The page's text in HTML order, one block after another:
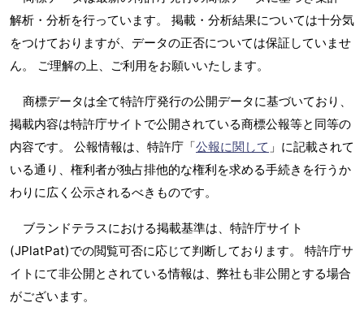
解析・分析を行っています。 掲載・分析結果については十分気
をつけておりますが、データの正否については保証していませ
ん。 ご理解の上、ご利用をお願いいたします。
商標データは全て特許庁発行の公開データに基づいており、
掲載内容は特許庁サイトで公開されている商標公報等と同等の
内容です。 公報情報は、特許庁「公報に関して 」に記載されて
いる通り、権利者が独占排他的な権利を求める手続きを行うか
わりに広く公示されるべきものです。
ブランドテラスにおける掲載基準は、特許庁サイト
(JPlatPat)での閲覧可否に応じて判断しております。 特許庁サ
イトにて非公開とされている情報は、弊社も非公開とする場合
がございます。